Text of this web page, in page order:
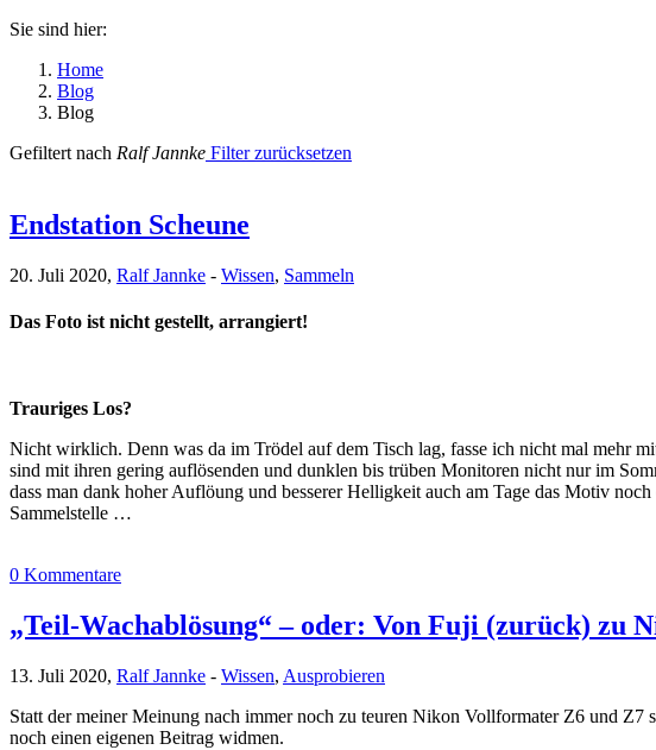
Sie sind hier:
Home
Blog
Blog
Gefiltert nach Ralf Jannke Filter zurücksetzen
Endstation Scheune
20. Juli 2020, Ralf Jannke - Wissen, Sammeln
Das Foto ist nicht gestellt, arrangiert!
Trauriges Los?
Nicht wirklich. Denn was da im Trödel auf dem Tisch lag, fasse ich nicht mal mehr
sind mit ihren gering auflösenden und dunklen bis trüben Monitoren nicht nur im
dass man dank hoher Auflöung und besserer Helligkeit auch am Tage das Motiv
Sammelstelle …
0 Kommentare
„Teil-Wachablösung“ – oder: Von Fuji (zurück) zu
13. Juli 2020, Ralf Jannke - Wissen, Ausprobieren
Statt der meiner Meinung nach immer noch zu teuren Nikon Vollformater Z6 und
noch einen eigenen Beitrag widmen.